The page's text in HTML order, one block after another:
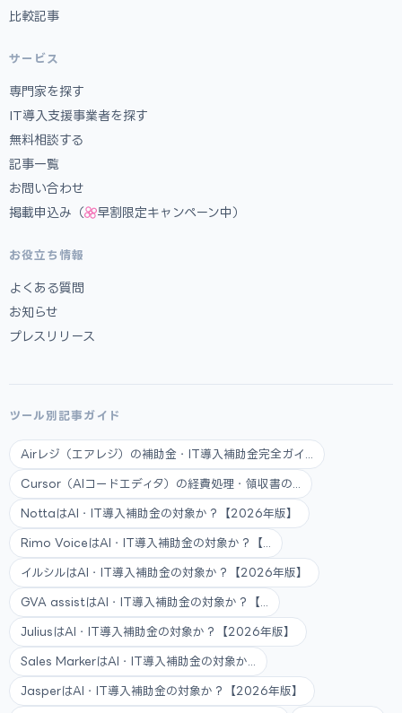
比較記事
サービス
専門家を探す
IT導入支援事業者を探す
無料相談する
記事一覧
お問い合わせ
掲載申込み（
早割限定キャンペーン中）
お役立ち情報
よくある質問
お知らせ
プレスリリース
ツール別記事ガイド
Airレジ（エアレジ）の補助金・IT導入補助金完全ガイ...
Cursor（AIコードエディタ）の経費処理・領収書の...
NottaはAI・IT導入補助金の対象か？【2026年版】
Rimo VoiceはAI・IT導入補助金の対象か？【...
イルシルはAI・IT導入補助金の対象か？【2026年版】
GVA assistはAI・IT導入補助金の対象か？【...
JuliusはAI・IT導入補助金の対象か？【2026年版】
Sales MarkerはAI・IT導入補助金の対象か...
JasperはAI・IT導入補助金の対象か？【2026年版】